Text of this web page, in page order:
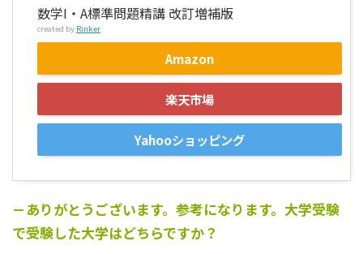
数学I・A標準問題精講 改訂増補版
created by Rinker
Amazon
楽天市場
Yahooショッピング
－ありがとうございます。参考になります。大学受験
で受験した大学はどちらですか？